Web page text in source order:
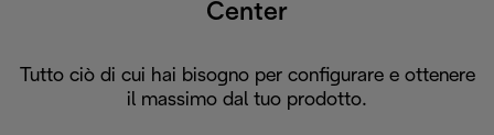
Center
Tutto ciò di cui hai bisogno per configurare e ottenere
il massimo dal tuo prodotto.